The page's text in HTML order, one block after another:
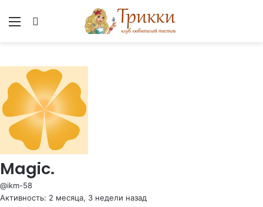
Меню
Magic.
@ikm-58
Активность: 2 месяца, 3 недели назад